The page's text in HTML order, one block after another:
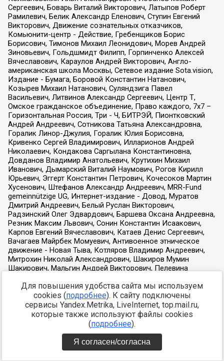
Для повышения удобства сайта мы используем
cookies (подробнее). К сайту подключены
сервисы Yandex.Metrika, LiveInternet, top.mail.ru,
которые также используют файлы cookies
(подробнее).
Я согласен/согласна